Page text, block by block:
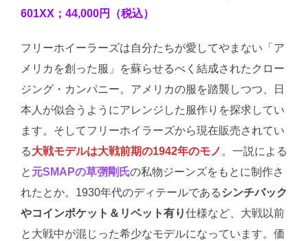
601XX；44,000円（税込）
フリーホイーラーズは自分たちが愛してやまない「ア
メリカを創った服」を蘇らせるべく結成されたクロー
ジング・カンパニー。アメリカの服を踏襲しつつ、日
本人が似合うようにアレンジした服作りを探求してい
ます。そしてフリーホイラーズから現在販売されてい
る大戦モデルは大戦前期の1942年のモノ 。一説による
と 元SMAPの草彅剛氏の私物ジーンズをもとに制作さ
れたとか。1930年代のディテールであるシンチバック
やコインポケット＆リベット有り仕様など、大戦以前
と大戦中が混じった希少なモデルになっています。価